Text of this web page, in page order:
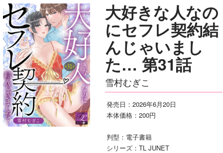
大好きな人なの
にセフレ契約結
んじゃいまし
た… 第31話
雪村むぎこ
発売日：2026年6月20日
本体価格：200円
判型：電子書籍
シリーズ：TL JUNET